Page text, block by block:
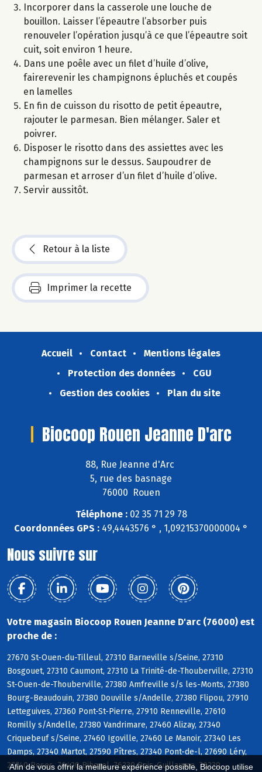
Afin de vous offrir la meilleure expérience possible, Biocoop utilise
Incorporer dans la casserole une louche de
bouillon. Laisser l’épeautre l’absorber puis
renouveler l’opération jusqu’à ce que l’épeautre soit
cuit, soit environ 1 heure.
Dans une poêle avec un filet d’huile d’olive,
fairerevenir les champignons épluchés et coupés
en lamelles
En fin de cuisson du risotto de petit épeautre,
rajouter le parmesan. Bien mélanger. Saler et
poivrer.
Disposer le risotto dans des assiettes avec les
champignons sur le dessus. Saupoudrer de
parmesan et arroser d’un filet d’huile d’olive.
Servir aussitôt.
Retour à la liste
Imprimer la recette
Accueil Contact
Mentions légales
Protection des données
CGU
Gestion des cookies
Plan du site
Biocoop Rouen Jeanne D'arc
88, Rue Jeanne d'Arc
5, rue des basnage
76000 Rouen
Téléphone :02 35 71 29 78
Coordonnées GPS : 49,4443576 ° , 1,09215370000004 °
Nous suivre sur
Votre magasin Biocoop Rouen Jeanne D'arc (76000) est
proche de :
27670 St-Ouen-du-Tilleul, 27310 Barneville s/Seine, 27310
Bosgouet, 27310 Caumont, 27310 La Trinité-de-Thouberville, 27310
St-Ouen-de-Thouberville, 27380 Amfreville s/s les-Monts, 27380
Bourg-Beaudouin, 27380 Douville s/Andelle, 27380 Flipou, 27910
Letteguives, 27360 Pont-St-Pierre, 27910 Renneville, 27610
Romilly s/Andelle, 27380 Vandrimare, 27460 Alizay, 27340
Criquebeuf s/Seine, 27460 Igoville, 27460 Le Manoir, 27340 Les
Damps, 27340 Martot, 27590 Pîtres, 27340 Pont-de-l, 27690 Léry,
27740 Poses, 76420 Bihorel, 76230 Bois-Guillaume, 76230